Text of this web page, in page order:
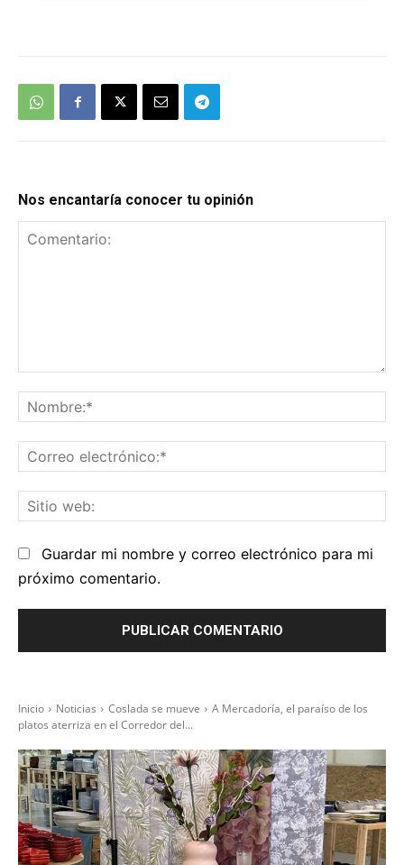
Nos encantaría conocer tu opinión
Guardar mi nombre y correo electrónico para mi
próximo comentario.